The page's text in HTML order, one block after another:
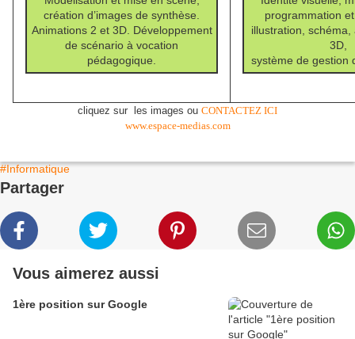
création d’images de synthèse.
Animations 2 et 3D. Développement
de scénario à vocation
pédagogique.
programmation
illustration,
3D,
système de gestion
cliquez sur les images ou CONTACTEZ ICI
www.espace-medias.com
#Informatique
Partager
Vous aimerez aussi
1ère position sur Google